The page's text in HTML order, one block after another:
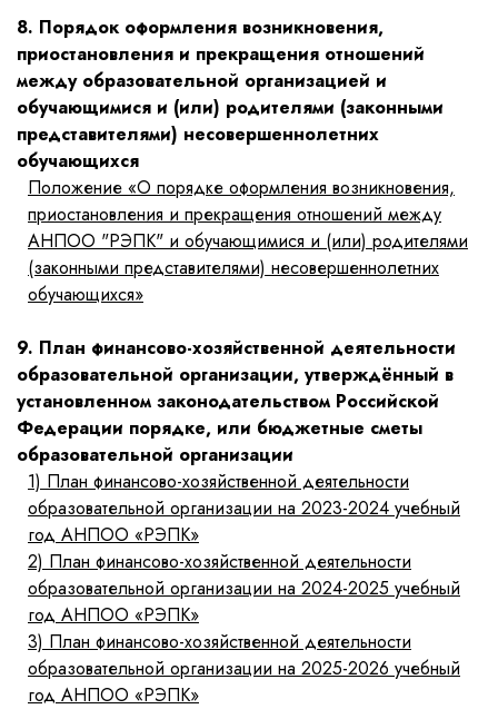
8. Порядок оформления возникновения,
приостановления и прекращения отношений
между образовательной организацией и
обучающимися и (или) родителями (законными
представителями) несовершеннолетних
обучающихся
Положение «О порядке оформления возникновения,
приостановления и прекращения отношений между
АНПОО "РЭПК" и обучающимися и (или) родителями
(законными представителями) несовершеннолетних
обучающихся»
9. План финансово-хозяйственной деятельности
образовательной организации, утверждённый в
установленном законодательством Российской
Федерации порядке, или бюджетные сметы
образовательной организации
1) План финансово-хозяйственной деятельности
образовательной организации на 2023-2024 учебный
год АНПОО «РЭПК»
2) План финансово-хозяйственной деятельности
образовательной организации на 2024-2025 учебный
год АНПОО «РЭПК»
3) План финансово-хозяйственной деятельности
образовательной организации на 2025-2026 учебный
год АНПОО «РЭПК»